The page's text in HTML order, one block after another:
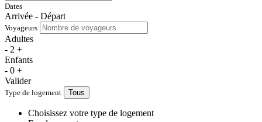
Dates
Arrivée - Départ
Voyageurs
Adultes
- 2 +
Enfants
- 0 +
Valider
Type de logement Tous
Choisissez votre type de logement